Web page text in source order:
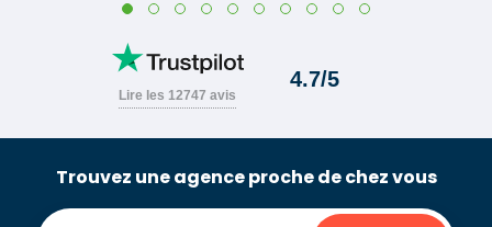
Trouvez une agence proche de chez vous